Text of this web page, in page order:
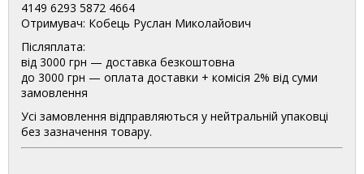
4149 6293 5872 4664
Отримувач: Кобець Руслан Миколайович
Післяплата:
від 3000 грн — доставка безкоштовна
до 3000 грн — оплата доставки + комісія 2% від суми
замовлення
Усі замовлення відправляються у нейтральній упаковці
без зазначення товару.